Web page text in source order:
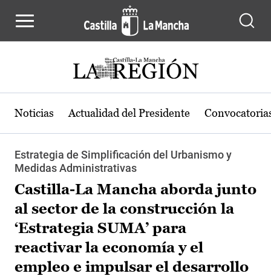
Noticias Actualidad del Presidente
Estrategia de Simplificación del Urbanismo y
Medidas Administrativas
Castilla-La Mancha aborda junto
al sector de la construcción la
‘Estrategia SUMA’ para
reactivar la economía y el
empleo e impulsar el desarrollo